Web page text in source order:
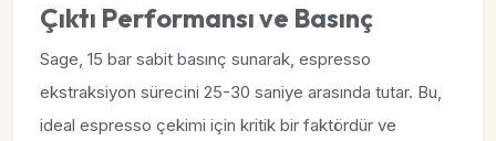
Çıktı Performansı ve Basınç
Sage, 15 bar sabit basınç sunarak, espresso
ekstraksiyon sürecini 25-30 saniye arasında tutar. Bu,
ideal espresso çekimi için kritik bir faktördür ve